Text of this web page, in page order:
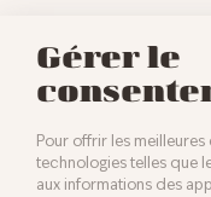
Gérer le
Pour offrir les
technologies telles que
aux informations des